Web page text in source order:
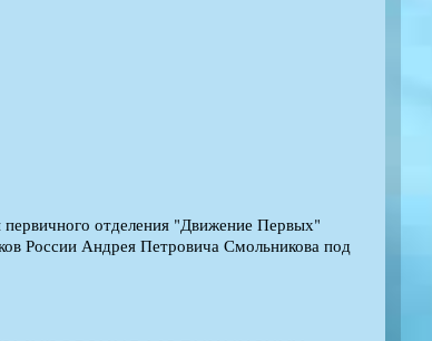
отделения "Движение Первых"
России Андрея Петровича Смольникова под